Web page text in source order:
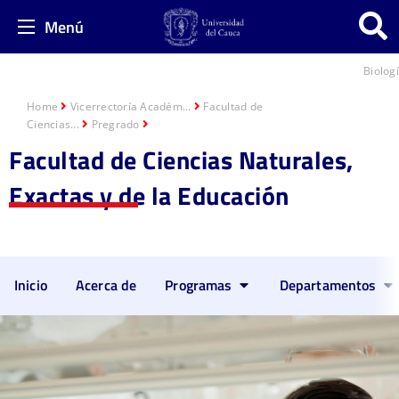
Menú
Home Vicerrectoría Académ...
Facultad de
Ciencias...
Pregrado
Facultad de Ciencias Naturales,
Exactas y de la Educación
Inicio Acerca de Programas Departamentos